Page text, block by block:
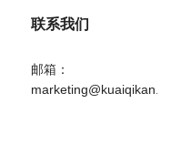
联系我们
邮箱：